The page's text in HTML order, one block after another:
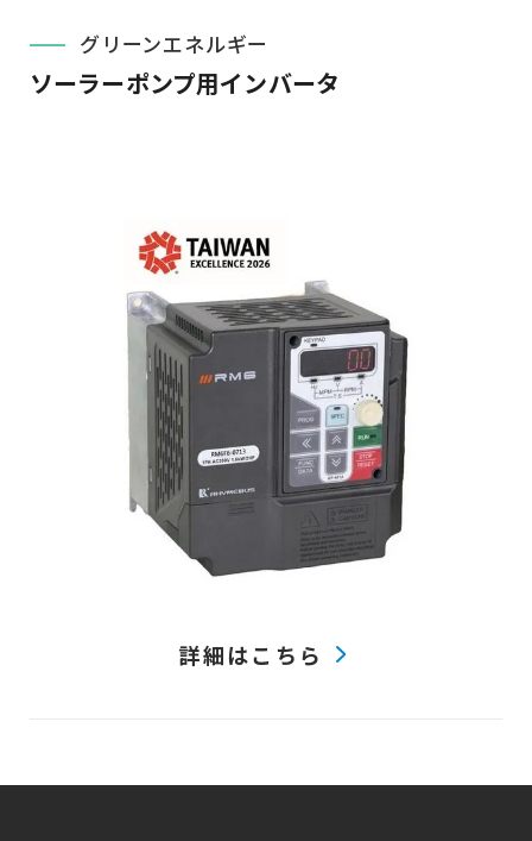
グリーンエネルギー
ソーラーポンプ用インバータ
詳細はこちら